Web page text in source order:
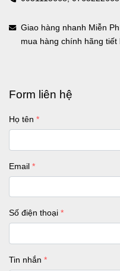
Giao hàng nhanh Miễn
mua hàng chính hãng tiết
Form liên hệ
Họ tên
Email
Số điện thoại
Tin nhắn